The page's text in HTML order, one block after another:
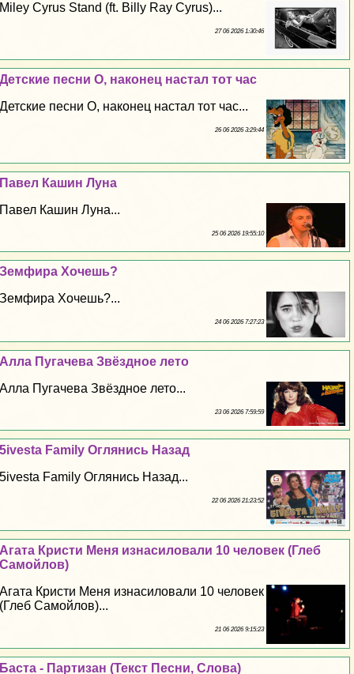
Miley Cyrus Stand (ft. Billy Ray Cyrus)...
27 06 2026 1:30:46
Детские песни О, наконец настал тот час
Детские песни О, наконец настал тот час...
26 06 2026 3:29:44
Павел Кашин Луна
Павел Кашин Луна...
25 06 2026 19:55:10
Земфира Хочешь?
Земфира Хочешь?...
24 06 2026 7:27:23
Алла Пугачева Звёздное лето
Алла Пугачева Звёздное лето...
23 06 2026 7:59:59
5ivesta Family Оглянись Назад
5ivesta Family Оглянись Назад...
22 06 2026 21:23:52
Агата Кристи Меня изнacилoвали 10 человек (Глеб
Самойлов)
Агата Кристи Меня изнacилoвали 10 человек
(Глеб Самойлов)...
21 06 2026 9:15:23
Баста - Партизан (Текст Песни, Слова)